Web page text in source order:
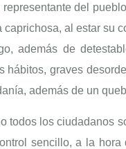
del
al estar su
además de
hábitos, graves
además de un
todos los ciudadanos
sencillo, a la